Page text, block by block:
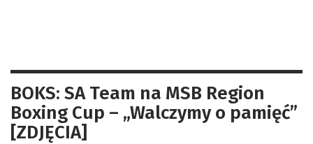
BOKS: SA Team na MSB Region
Boxing Cup – „Walczymy o pamięć”
[ZDJĘCIA]